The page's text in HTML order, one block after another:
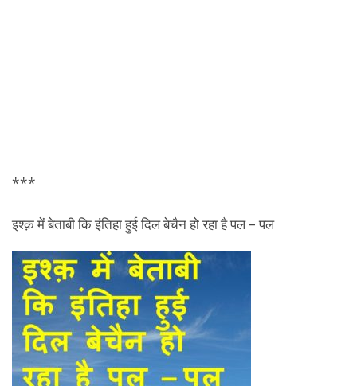
***
इश्क़ में बेताबी कि इंतिहा हुई दिल बेचैन हो रहा है पल – पल